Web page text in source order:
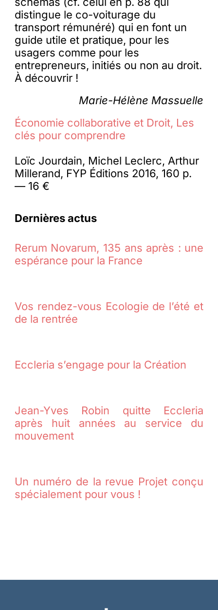
distingue le co-voiturage du
transport rémunéré) qui en font un
guide utile et pratique, pour les
usagers comme pour les
entrepreneurs, initiés ou non au droit.
À découvrir !
Marie-Hélène Massuelle
Économie collaborative et Droit, Les
clés pour comprendre
Loïc Jourdain, Michel Leclerc, Arthur
Millerand, FYP Éditions 2016, 160 p.
— 16 €
Dernières actus
Rerum Novarum, 135 ans après : une
espérance pour la France
Vos rendez-vous Ecologie de l’été et
de la rentrée
Eccleria s’engage pour la Création
Jean-Yves Robin quitte Eccleria
après huit années au service du
mouvement
Un numéro de la revue Projet conçu
spécialement pour vous !